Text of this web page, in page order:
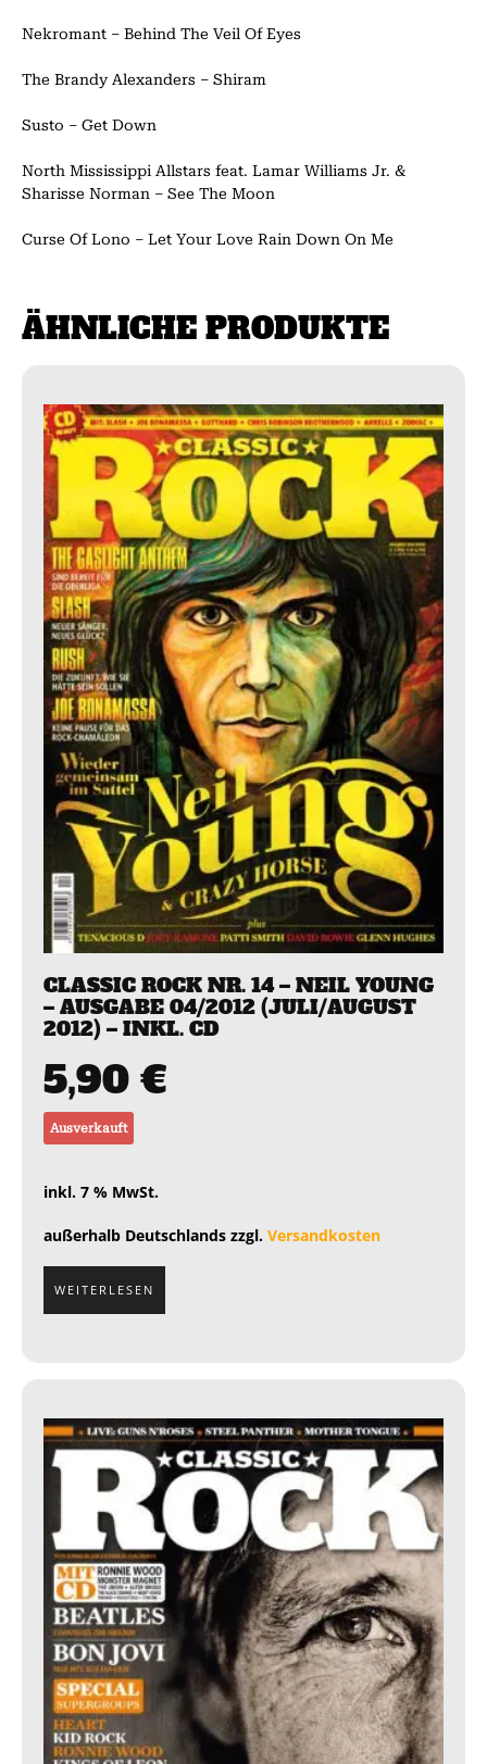
Nekromant – Behind The Veil Of Eyes
The Brandy Alexanders – Shiram
Susto – Get Down
North Mississippi Allstars feat. Lamar Williams Jr. &
Sharisse Norman – See The Moon
Curse Of Lono – Let Your Love Rain Down On Me
ÄHNLICHE PRODUKTE
CLASSIC ROCK NR. 14 – NEIL YOUNG
– AUSGABE 04/2012 (JULI/AUGUST
2012) – INKL. CD
5,90 €
Ausverkauft
inkl. 7 % MwSt.
außerhalb Deutschlands zzgl. Versandkosten
WEITERLESEN